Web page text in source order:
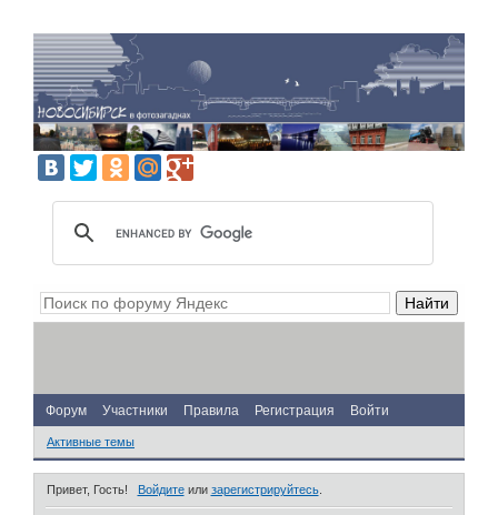
Форум Участники Правила Регистрация Войти
Активные темы
Привет, Гость! Войдитеили зарегистрируйтесь.